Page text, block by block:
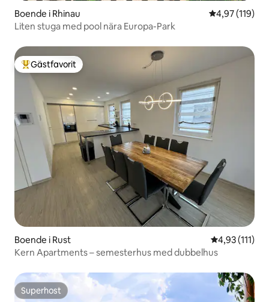
Boende i Rhinau 4,97 av 5 i
4,97 (119)
Liten stuga med pool nära Europa-Park
Populär gästfavorit
Gästfavorit
Boende i Rust 4,93 av 5 i
4,93 (111)
Kern Apartments – semesterhus med dubbelhus
Superhost
Superhost